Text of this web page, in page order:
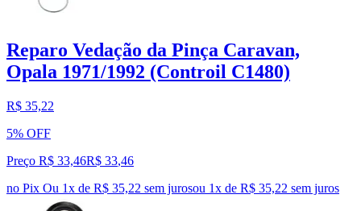
Reparo Vedação da Pinça Caravan,
Opala 1971/1992 (Controil C1480)
R$ 35,22
5% OFF
Preço R$ 33,46R$ 33,46
no Pix Ou 1x de R$ 35,22 sem jurosou 1x de R$ 35,22 sem juros